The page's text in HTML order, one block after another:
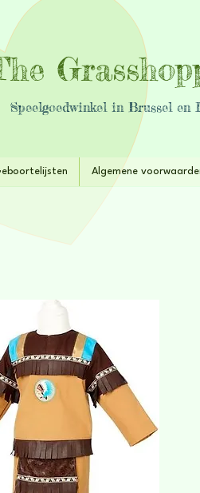
Speelgoedwinkel in Brussel en
Algemene